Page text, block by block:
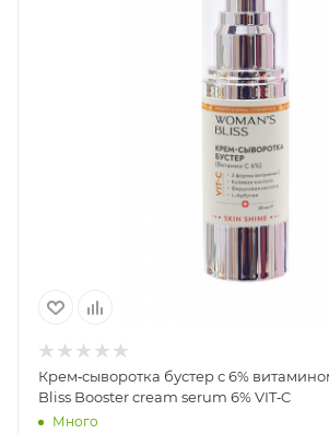
Крем‐сыворотка бустер с 6%
Bliss Booster cream serum 6% VIT‐C
Много